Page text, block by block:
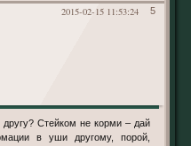
5
2015-02-15 11:53:24
в уши другому, порой,